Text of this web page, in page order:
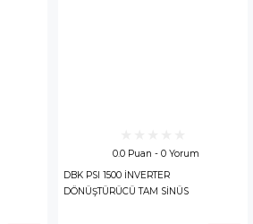
0.0 Puan - 0 Yorum
DBK PSI 1500 İNVERTER
DÖNÜŞTÜRÜCÜ TAM SİNÜS